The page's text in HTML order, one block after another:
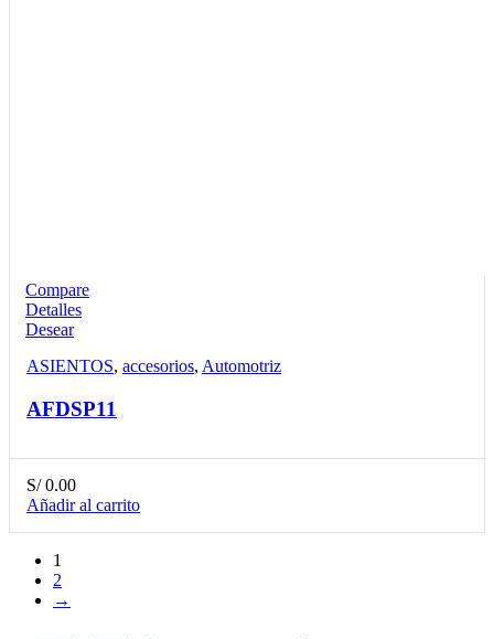
Compare
Detalles
Desear
ASIENTOS, accesorios, Automotriz
AFDSP11
S/0.00
Añadir al carrito
1
2
→